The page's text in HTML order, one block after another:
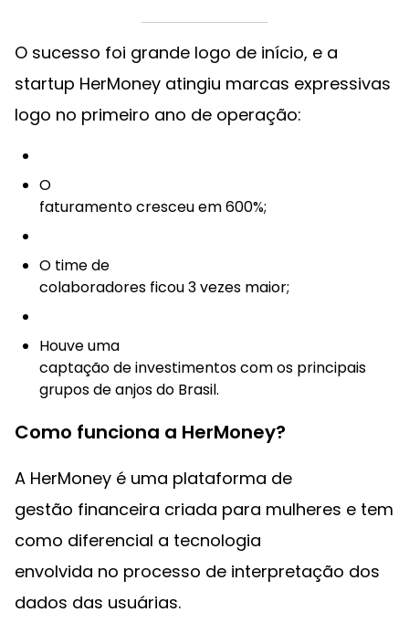
O sucesso foi grande logo de início, e a
startup HerMoney atingiu marcas expressivas
logo no primeiro ano de operação:
O
faturamento cresceu em 600%;
O time de
colaboradores ficou 3 vezes maior;
Houve uma
captação de investimentos com os principais
grupos de anjos do Brasil.
Como funciona a HerMoney?
A HerMoney é uma plataforma de
gestão financeira criada para mulheres e tem
como diferencial a tecnologia
envolvida no processo de interpretação dos
dados das usuárias.